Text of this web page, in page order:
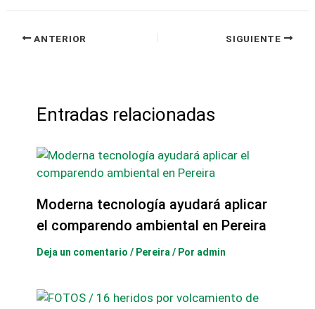
ANTERIOR SIGUIENTE
Entradas relacionadas
Moderna tecnología ayudará aplicar
el comparendo ambiental en Pereira
Deja un comentario / Pereira/ Por admin